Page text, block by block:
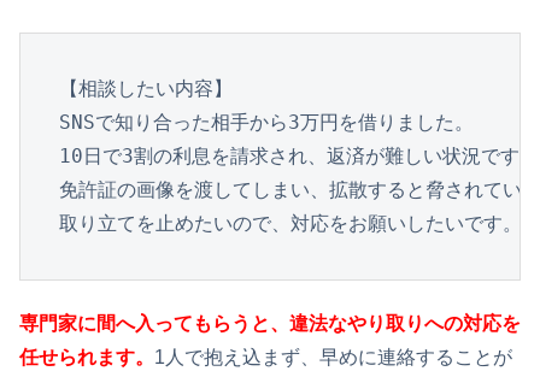
【相談したい内容】
SNSで知り合った相手から3万円を借りました。
10日で3割の利息を請求され、返済が難しい状況です。
免許証の画像を渡してしまい、拡散すると脅されてい
取り立てを止めたいので、対応をお願いしたいです。
専門家に間へ入ってもらうと、違法なやり取りへの対応を
任せられます。 1人で抱え込まず、早めに連絡することが